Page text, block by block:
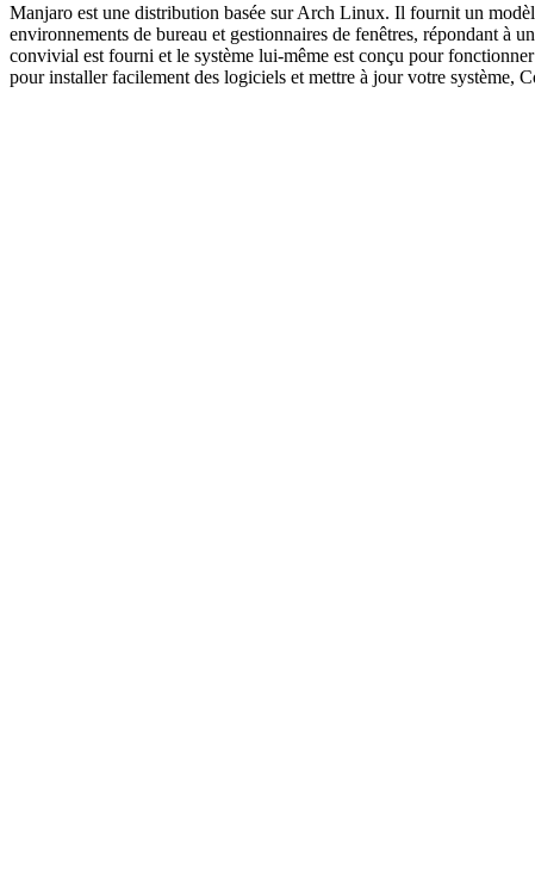
Manjaro est une distribution basée sur Arch Linux. Il fournit un
environnements de bureau et gestionnaires de fenêtres, répondant
convivial est fourni et le système lui-même est conçu pour
pour installer facilement des logiciels et mettre à jour votre système,